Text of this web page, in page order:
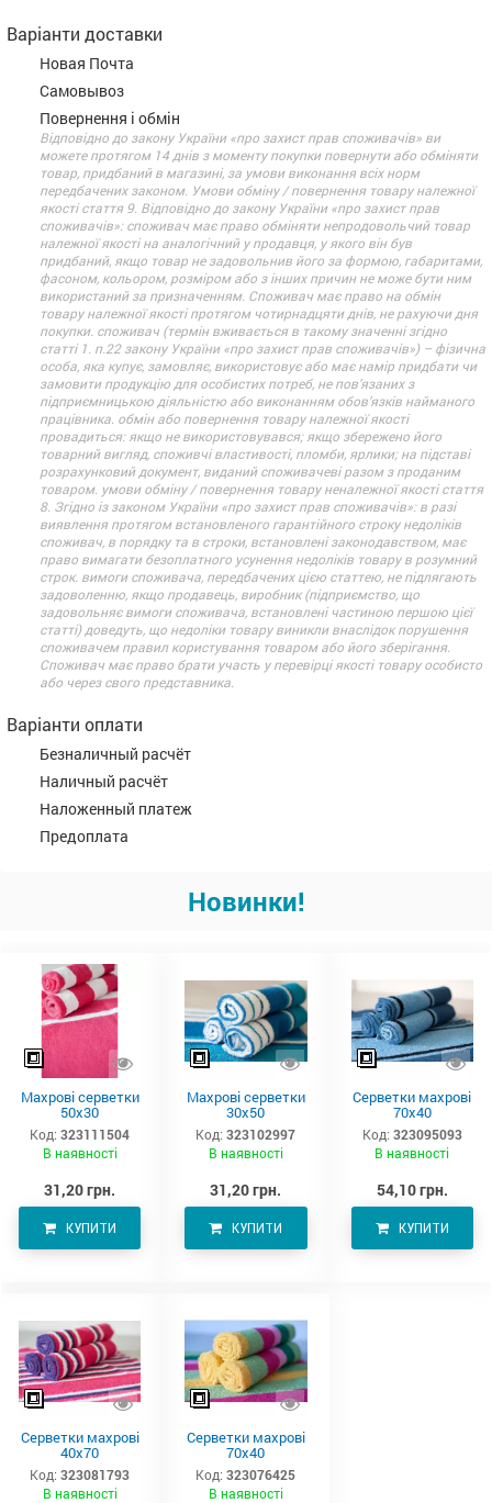
Варіанти доставки
Новая Почта
Самовывоз
Повернення і обмін
Відповідно до закону України «про захист прав споживачів» ви
можете протягом 14 днів з моменту покупки повернути або обміняти
товар, придбаний в магазині, за умови виконання всіх норм
передбачених законом. Умови обміну / повернення товару належної
якості стаття 9. Відповідно до закону України «про захист прав
споживачів»: споживач має право обміняти непродовольчий товар
належної якості на аналогічний у продавця, у якого він був
придбаний, якщо товар не задовольнив його за формою, габаритами,
фасоном, кольором, розміром або з інших причин не може бути ним
використаний за призначенням. Споживач має право на обмін
товару належної якості протягом чотирнадцяти днів, не рахуючи дня
покупки. споживач (термін вживається в такому значенні згідно
статті 1. п.22 закону України «про захист прав споживачів») – фізична
особа, яка купує, замовляє, використовує або має намір придбати чи
замовити продукцію для особистих потреб, не пов’язаних з
підприємницькою діяльністю або виконанням обов’язків найманого
працівника. обмін або повернення товару належної якості
провадиться: якщо не використовувався; якщо збережено його
товарний вигляд, споживчі властивості, пломби, ярлики; на підставі
розрахунковий документ, виданий споживачеві разом з проданим
товаром. умови обміну / повернення товару неналежної якості стаття
8. Згідно із законом України «про захист прав споживачів»: в разі
виявлення протягом встановленого гарантійного строку недоліків
споживач, в порядку та в строки, встановлені законодавством, має
право вимагати безоплатного усунення недоліків товару в розумний
строк. вимоги споживача, передбачених цією статтею, не підлягають
задоволенню, якщо продавець, виробник (підприємство, що
задовольняє вимоги споживача, встановлені частиною першою цієї
статті) доведуть, що недоліки товару виникли внаслідок порушення
споживачем правил користування товаром або його зберігання.
Споживач має право брати участь у перевірці якості товару особисто
або через свого представника.
Варіанти оплати
Безналичный расчёт
Наличный расчёт
Наложенный платеж
Предоплата
Новинки!
Махрові серветки
50х30
Код: 323111504
В наявності
31,20 грн.
КУПИТИ
Махрові серветки
30х50
Код: 323102997
В наявності
31,20 грн.
КУПИТИ
Серветки махрові
70х40
Код: 323095093
В наявності
54,10 грн.
КУПИТИ
Серветки махрові
40х70
Код: 323081793
В наявності
Серветки махрові
70х40
Код: 323076425
В наявності